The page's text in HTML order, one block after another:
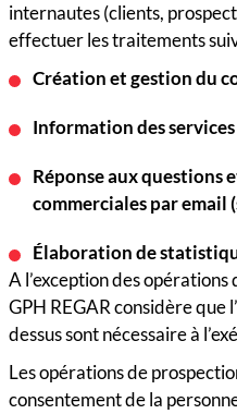
internautes (clients,
effectuer les traitements
Création et gestion du
Information des
Réponse aux questions
commerciales par email
Élaboration de
A l’exception des
GPH REGAR considère que
dessus sont nécessaire à
Les opérations de
consentement de la